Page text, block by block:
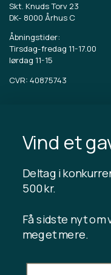
Skt. Knuds Torv 23
DK- 8000 Århus C
Åbningstider:
Tirsdag-fredag 11-17.00
lørdag 11-15
CVR: 40875743
Om Tibladin
Blog
Bæredygtig produktion
Tilmeld kundeklub
Kontakt os
INFORMATION
Vind et
Deltag i
500 kr.
Få sidste nyt
meget mere.